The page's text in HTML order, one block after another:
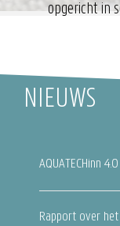
opgericht in
NIEUWS
AQUATECHinn
Rapport over